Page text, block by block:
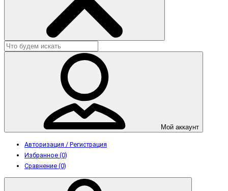
Мой аккаунт
Авторизация / Регистрация
Избранное (0)
Сравнение (0)